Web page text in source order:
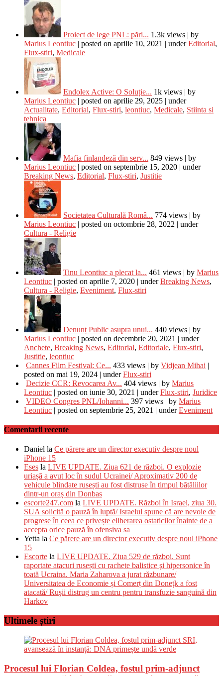
Proiect de lege PNL: pări... 1.3k views | by
Marius Leontiuc | posted on aprilie 10, 2021 | underEditorial,
Flux-stiri, Medicale
Endolex Active: O Soluție... 1k views | by
Marius Leontiuc | posted on aprilie 29, 2025 | under
Actualitate, Editorial, Flux-stiri, leontiuc, Medicale, Stiinta si
tehnica
Mafia finlandeză din serv... 849 views | by
Marius Leontiuc | posted on septembrie 15, 2020 | under
Breaking News, Editorial, Flux-stiri, Justitie
Societatea Culturală Româ... 774 views | by
Marius Leontiuc | posted on octombrie 28, 2022 | under
Cultura - Religie
Tinu Leontiuc a plecat la... 461 views | by Marius
Leontiuc | posted on aprilie 7, 2020 | underBreaking News,
Cultura - Religie, Eveniment, Flux-stiri
Denunț Public asupra unui... 440 views | by
Marius Leontiuc | posted on decembrie 20, 2021 | under
Anchete, Breaking News, Editorial, Editoriale, Flux-stiri,
Justitie, leontiuc
Cannes Film Festival: Ce... 433 views | by Vidjean Mihai |
posted on mai 19, 2024 | underFlux-stiri
Decizie CCR: Revocarea Av... 404 views | by Marius
Leontiuc | posted on iunie 30, 2021 | underFlux-stiri, Juridice
VIDEO Congres PNL/Iohanni... 397 views | by Marius
Leontiuc | posted on septembrie 25, 2021 | underEveniment
Comentarii recente
Daniel la Ce părere are un director executiv despre noul
iPhone 15
Eses la LIVE UPDATE. Ziua 621 de război. O explozie
uriașă a avut loc în sudul Ucrainei/ Aproximativ 200 de
vehicule blindate rusești au fost distruse în timpul bătăliilor
dintr-un oraș din Donbas
escorte247.com la LIVE UPDATE. Război în Israel, ziua 30.
SUA solicită o pauză în luptă/ Israelul spune că are nevoie de
progrese în ceea ce privește eliberarea ostaticilor înainte de a
accepta orice pauză în ofensiva sa
Yetta la Ce părere are un director executiv despre noul iPhone
15
Escorte la LIVE UPDATE. Ziua 529 de război. Sunt
raportate atacuri rusești cu rachete balistice şi hipersonice în
toată Ucraina. Maria Zaharova a jurat răzbunare/
Universitatea de Economie și Comerț din Donețk a fost
atacată/ Ruşii distrug un centru pentru transfuzie sanguină din
Harkov
Ultimele știri
Procesul lui Florian Coldea, fostul prim-adjunct